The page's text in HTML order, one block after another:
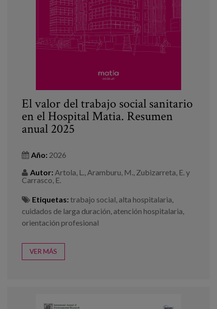
Trabaja con nosotros
El valor del trabajo social sanitario
en el Hospital Matia. Resumen
anual 2025
Año: 2026
Autor: Artola, L., Aramburu, M., Zubizarreta, E. y
Carrasco, E.
Etiquetas: trabajo social alta hospitalaria
cuidados de larga duración atención hospitalaria
orientación profesional
VER MÁS